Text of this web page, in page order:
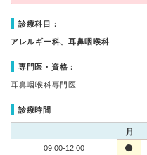
診療科目：
アレルギー科、耳鼻咽喉科
専門医・資格：
耳鼻咽喉科専門医
診療時間
月
09:00-12:00